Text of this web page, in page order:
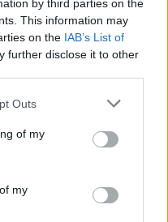
by third parties on the
This information may
on the IAB’s List of
further disclose it to other
Outs
of my
my
00:00:49
tėvų paimtus šešis
r.: dviejų moterų ir